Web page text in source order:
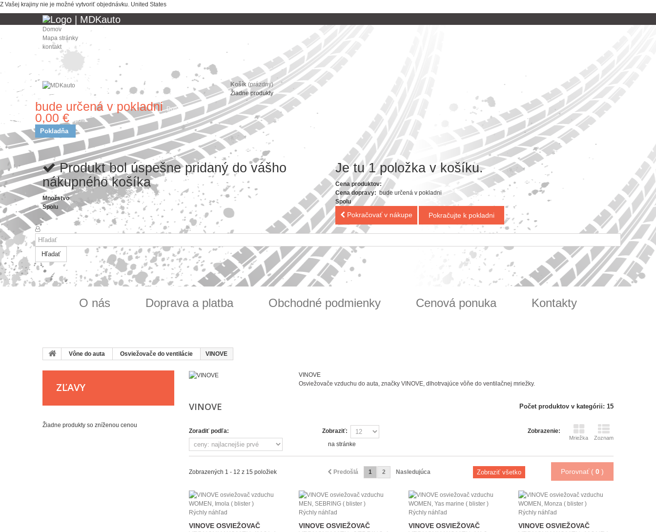
Z Vašej krajiny nie je možné vytvoriť objednávku. United States
Domov
Mapa stránky
kontakt
Košík (prázdny)
Žiadne produkty
bude určená v pokladniDoprava
0,00 € Spolu
Pokladňa
Produkt bol úspešne pridaný do vášho
nákupného košíka
Množstvo
Spolu
Je tu 1 položka v košíku.
Cena produktov:
Cena dopravy: bude určená v pokladni
Spolu
Pokračovať v nákupe Pokračujte k pokladni
Hľadať
O nás Doprava a platba Obchodné podmienky Cenová ponuka Kontakty
Vône do auta Osviežovače do ventilácie VINOVE
ZĽAVY
Žiadne produkty so zníženou cenou
VINOVE
Osviežovače vzduchu do auta, značky VINOVE, dlhotrvajúce vôňe do ventilačnej mriežky.
VINOVE Počet produktov v kategórii: 15
Zobrazenie:
Mriežka Zoznam
Zoradiť podľa:
Zobraziť:
na stránke
Porovnať ( 0 )
Zobraziť všetko
Predošlá 1 2 Nasledujúca
Zobrazených 1 - 12 z 15 položiek
Rýchly náhľad
VINOVE OSVIEŽOVAČ
Rýchly náhľad
VINOVE OSVIEŽOVAČ
Rýchly náhľad
VINOVE OSVIEŽOVAČ
Rýchly náhľad
VINOVE OSVIEŽOVAČ